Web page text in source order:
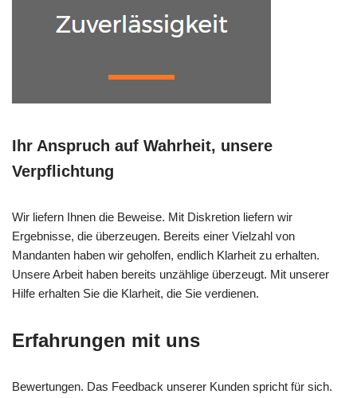
Ihr Anspruch auf Wahrheit, unsere
Verpflichtung
Wir liefern Ihnen die Beweise. Mit Diskretion liefern wir
Ergebnisse, die überzeugen. Bereits einer Vielzahl von
Mandanten haben wir geholfen, endlich Klarheit zu erhalten.
Unsere Arbeit haben bereits unzählige überzeugt. Mit unserer
Hilfe erhalten Sie die Klarheit, die Sie verdienen.
Erfahrungen mit uns
Bewertungen. Das Feedback unserer Kunden spricht für sich.